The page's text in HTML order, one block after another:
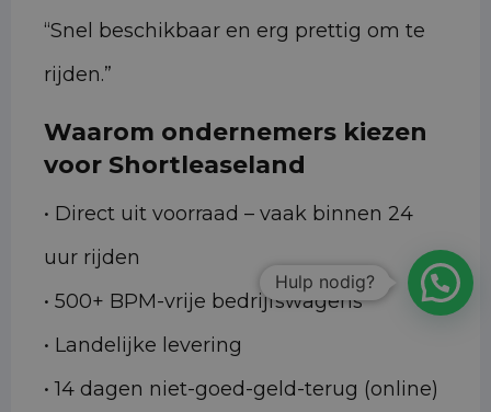
“Snel beschikbaar en erg prettig om te
rijden.”
Waarom ondernemers kiezen
voor Shortleaseland
• Direct uit voorraad – vaak binnen 24
uur rijden
• 500+ BPM-vrije bedrijfswagens
• Landelijke levering
• 14 dagen niet-goed-geld-terug (online)
Hulp nodig?